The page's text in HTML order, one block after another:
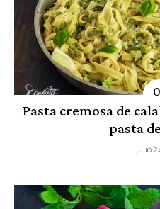
Pasta cremosa de
pasta
julio